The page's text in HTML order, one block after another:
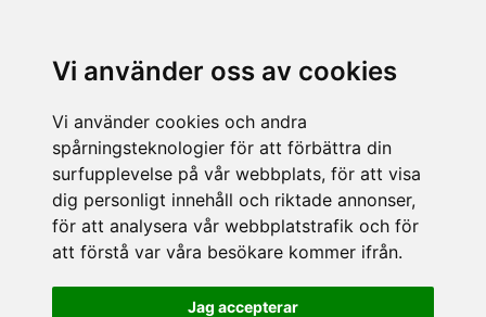
Vi använder oss av cookies
Vi använder cookies och andra
spårningsteknologier för att förbättra din
surfupplevelse på vår webbplats, för att visa
dig personligt innehåll och riktade annonser,
för att analysera vår webbplatstrafik och för
att förstå var våra besökare kommer ifrån.
Jag accepterar